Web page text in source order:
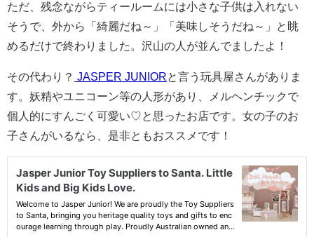
ただ、残念ながらティールームには小さな子供は入れない
そうで、外から「綺麗だね～」「美味しそうだね～」と眺
めるだけで終わりました。沢山の人が並んでましたよ！
その代わり？ JASPER JUNIORと言う玩具屋さんがありま
す。妖精やユニコーン等の人形があり、メルヘンチックで
個人的にすんごく可愛い♡と思ったお店です。女の子のお
子さんがいるなら、是非ともおススメです！